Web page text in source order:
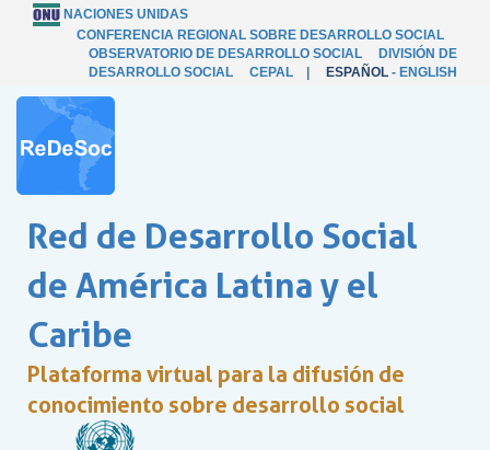
NACIONES UNIDAS
CONFERENCIA REGIONAL SOBRE DESARROLLO SOCIAL
OBSERVATORIO DE DESARROLLO SOCIAL
DIVISIÓN DE
DESARROLLO SOCIAL
CEPAL ESPAÑOL - ENGLISH
Red de Desarrollo Social
de América Latina y el
Caribe
Plataforma virtual para la difusión de
conocimiento sobre desarrollo social